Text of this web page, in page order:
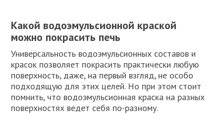
Какой водоэмульсионной краской
можно покрасить печь
Универсальность водоэмульсионных составов и
красок позволяет покрасить практически любую
поверхность, даже, на первый взгляд, не особо
подходящую для этих целей. Но при этом стоит
помнить, что водоэмульсионная краска на разных
поверхностях ведет себя по-разному.